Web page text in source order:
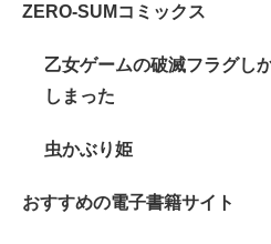
ZERO-SUMコミックス
乙女ゲームの破滅フラグし
しまった
虫かぶり姫
おすすめの電子書籍サイト